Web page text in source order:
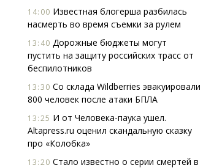
14:00 Известная блогерша разбилась
насмерть во время съемки за рулем
13:40 Дорожные бюджеты могут
пустить на защиту российских трасс от
беспилотников
13:30 Со склада Wildberries эвакуировали
800 человек после атаки БПЛА
13:25 И от Человека-паука ушел.
Altapress.ru оценил скандальную сказку
про «Колобка»
13:20 Стало известно о серии смертей в